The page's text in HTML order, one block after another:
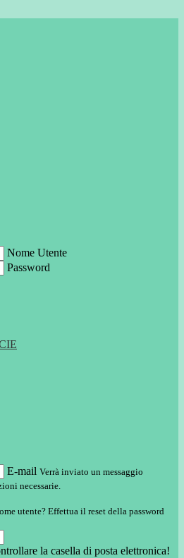
Nome Utente
Password
E-mail Verrà inviato un messaggio
necessarie.
utente? Effettua il reset della password
la casella di posta elettronica!